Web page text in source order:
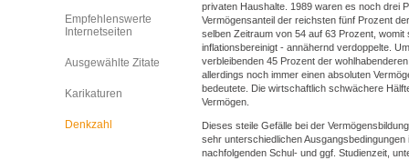
Empfehlenswerte
Internetseiten
Ausgewählte Zitate
Karikaturen
Denkzahl
privaten Haushalte. 1989 waren es noch drei
Vermögensanteil der reichsten fünf Prozent
selben Zeitraum von 54 auf 63 Prozent,
inflationsbereinigt - annähernd verdoppelte.
verbleibenden 45 Prozent der
allerdings noch immer einen absoluten
bedeutete. Die wirtschaftlich schwächere
Vermögen.
Dieses steile Gefälle bei der
sehr unterschiedlichen
nachfolgenden Schul- und ggf. Studienzeit,